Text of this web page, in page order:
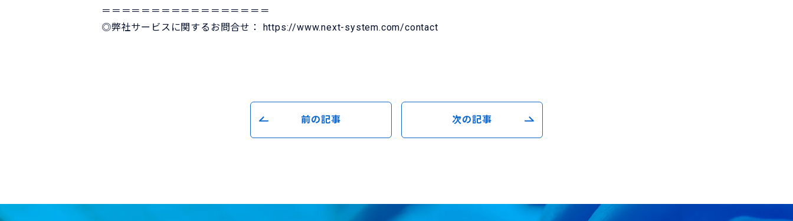
＝＝＝＝＝＝＝＝＝＝＝＝＝＝＝＝＝
◎弊社サービスに関するお問合せ： https://www.next-system.com/contact
前の記事 次の記事